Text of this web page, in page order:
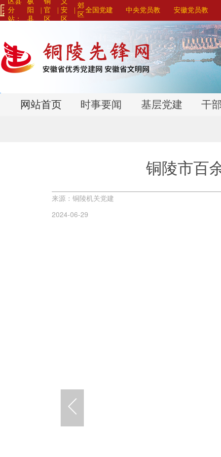
分
站：
阳
县
官
区
|安
区
|
郊
区
全国党建 中央党员教
育系列平台>
>
安徽党员教
育系列平台>
>
网站首页 时事要闻 基层党建 干
铜陵市百
来源：铜陵机关党建
2024-06-29